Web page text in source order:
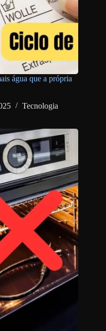
água que a própria
Tecnologia